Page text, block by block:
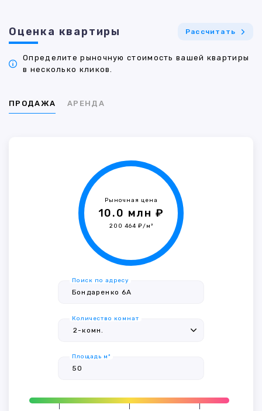
Оценка квартиры Рассчитать
Определите рыночную стоимость вашей квартиры
в несколько кликов.
ПРОДАЖА АРЕНДА
Рыночная цена
10.0 млн ₽
200 464 ₽/м²
Поиск по адресу
Количество комнат
Площадь м²